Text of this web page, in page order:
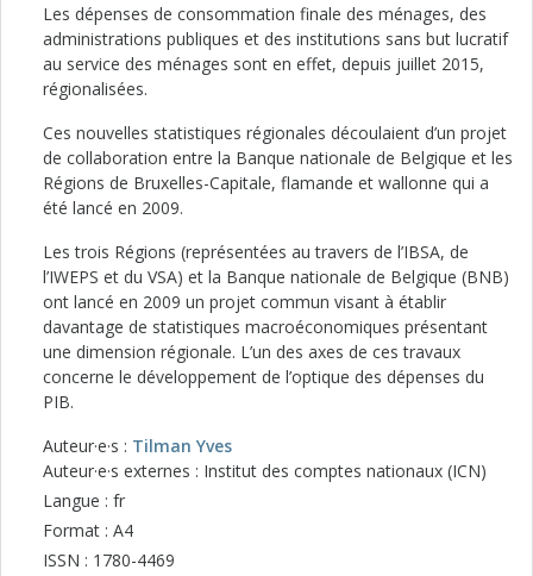
Les dépenses de consommation finale des ménages, des
administrations publiques et des institutions sans but lucratif
au service des ménages sont en effet, depuis juillet 2015,
régionalisées.
Ces nouvelles statistiques régionales découlaient d’un projet
de collaboration entre la Banque nationale de Belgique et les
Régions de Bruxelles-Capitale, flamande et wallonne qui a
été lancé en 2009.
Les trois Régions (représentées au travers de l’IBSA, de
l’IWEPS et du VSA) et la Banque nationale de Belgique (BNB)
ont lancé en 2009 un projet commun visant à établir
davantage de statistiques macroéconomiques présentant
une dimension régionale. L’un des axes de ces travaux
concerne le développement de l’optique des dépenses du
PIB.
Auteur·e·s : Tilman Yves
Auteur·e·s externes : Institut des comptes nationaux (ICN)
Langue : fr
Format : A4
ISSN : 1780-4469